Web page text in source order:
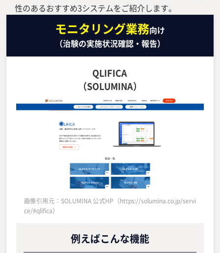
性のあるおすすめ3システムをご紹介します。
モニタリング業務向け
（治験の実施状況確認・報告）
QLIFICA
（SOLUMINA）
画像引用元：SOLUMINA 公式HP（https://solumina.co.jp/servi
ce/#qlifica）
例えばこんな機能